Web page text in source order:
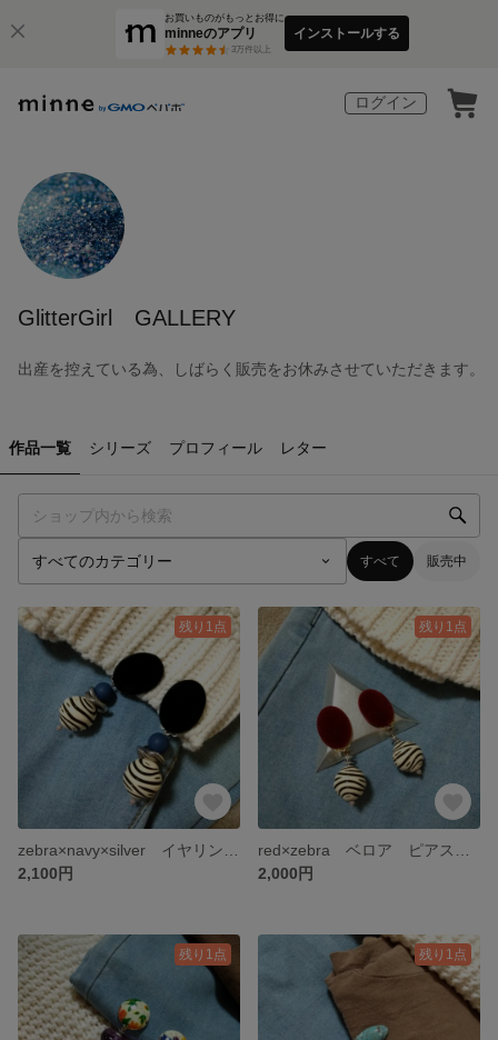
お買いものがもっとお得に
minneのアプリ
3万件以上
インストールする
ログイン
GlitterGirl GALLERY
出産を控えている為、しばらく販売をお休みさせていただきます。
作品一覧 シリーズ プロフィール レター
すべて 販売中
残り1点
2,100円
残り1点
2,000円
残り1点 残り1点